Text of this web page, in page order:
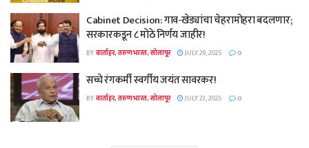
Cabinet Decision: गाव-खेड्यांचा चेहरामोहरा बदलणार;
सरकारकडून ८ मोठे निर्णय जाहीर!
BYवार्ताहर, तरुण भारत, सोलापूर JULY 29, 2025 0
सच्चे रंगकर्मी स्वर्गीय जयंत सावरकर!
BYवार्ताहर, तरुण भारत, सोलापूर JULY 23, 2025 0